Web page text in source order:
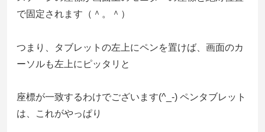
で固定されます（＾。＾）
つまり、タブレットの左上にペンを置けば、画面のカ
ーソルも左上にピッタリと
座標が一致するわけでございます(^_-) ペンタブレット
は、これがやっぱり